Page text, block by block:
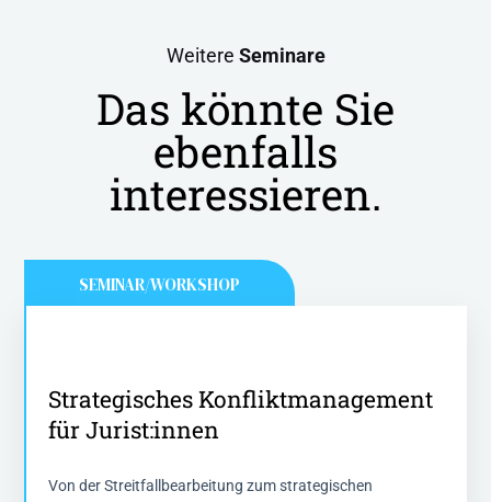
Weitere Seminare
Das könnte Sie
ebenfalls
interessieren.
SEMINAR/WORKSHOP
Strategisches Konfliktmanagement
für Jurist:innen
Von der Streitfallbearbeitung zum strategischen
für Jurist:innen